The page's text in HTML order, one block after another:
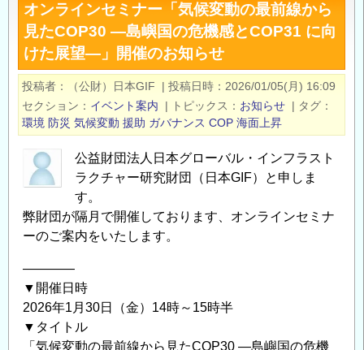
前
線
と
国
際
支
援・
受
ゆ
く
開
催
の
ご
イ
ン
セ
ミ
ナ
ー
「南
極
の
去
か
が
か
オンラインセミナー「気候変動の最前線から
見たCOP30 ―島嶼国の危機感とCOP31 に向
けた展望―」開催のお知らせ
投稿者 （公財）日本GIF | 投稿日時
2026/01/05(月) 16:09
セクション
イベント案内 | トピックス お知らせ | タグ
環境 防災 気候変動 援助 ガバナンス COP 海面上昇
公益財団法人日本グローバル・インフラスト
ラクチャー研究財団（日本GIF）と申しま
す。
弊財団が隔月で開催しております、オンラインセミナ
ーのご案内をいたします。
――――
▼開催日時
2026年1月30日（金）14時～15時半
▼タイトル
「気候変動の最前線から見たCOP30 ―島嶼国の危機